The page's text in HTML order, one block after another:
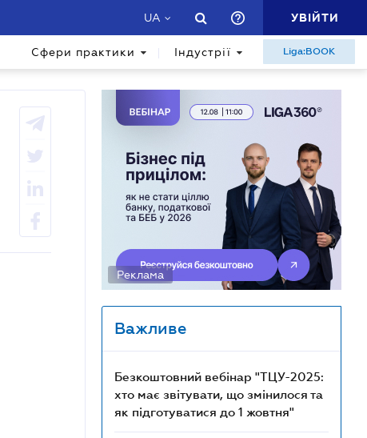
UA УВІЙТИ
Сфери практики Індустрії Liga:BOOK
Реклама
Важливе
Безкоштовний вебінар "ТЦУ-2025:
хто має звітувати, що змінилося та
як підготуватися до 1 жовтня"